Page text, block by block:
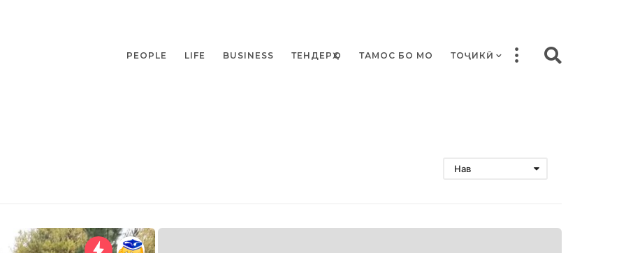
PEOPLE LIFE BUSINESS ТЕНДЕРҲО ТАМОС БО МО ТОҶИКӢ
Нав